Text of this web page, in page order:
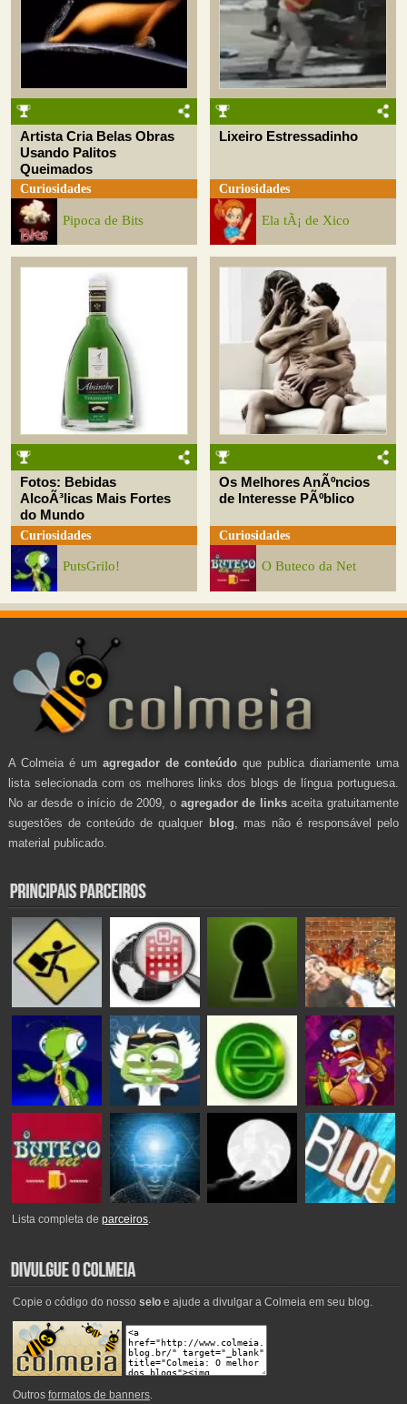
Artista Cria Belas Obras
Usando Palitos
Queimados
Curiosidades
Pipoca de Bits
Lixeiro Estressadinho
Curiosidades
Ela tÃ¡ de Xico
Fotos: Bebidas
AlcoÃ³licas Mais Fortes
do Mundo
Curiosidades
PutsGrilo!
Os Melhores AnÃºncios
de Interesse PÃºblico
Curiosidades
O Buteco da Net
A Colmeia é um agregador de conteúdo que publica diariamente uma
lista selecionada com os melhores links dos blogs de língua portuguesa.
No ar desde o início de 2009, o agregador de linksaceita gratuitamente
sugestões de conteúdo de qualquer blog , mas não é responsável pelo
material publicado.
Lista completa deparceiros.
Copie o código do nosso seloe ajude a divulgar a Colmeia em seu blog.
Outros formatos de banners.